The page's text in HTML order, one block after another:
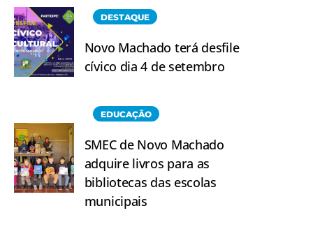
DESTAQUE
Novo Machado terá desfile
cívico dia 4 de setembro
EDUCAÇÃO
SMEC de Novo Machado
adquire livros para as
bibliotecas das escolas
municipais